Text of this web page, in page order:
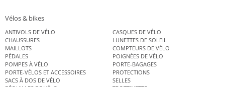
Vélos & bikes
ANTIVOLS DE VÉLO
CASQUES DE VÉLO
CHAUSSURES
LUNETTES DE SOLEIL
MAILLOTS
COMPTEURS DE VÉLO
PÉDALES
POIGNÉES DE VÉLO
POMPES À VÉLO
PORTE-BAGAGES
PORTE-VÉLOS ET ACCESSOIRES
PROTECTIONS
SACS À DOS DE VÉLO
SELLES